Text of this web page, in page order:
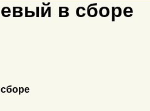
в сборе